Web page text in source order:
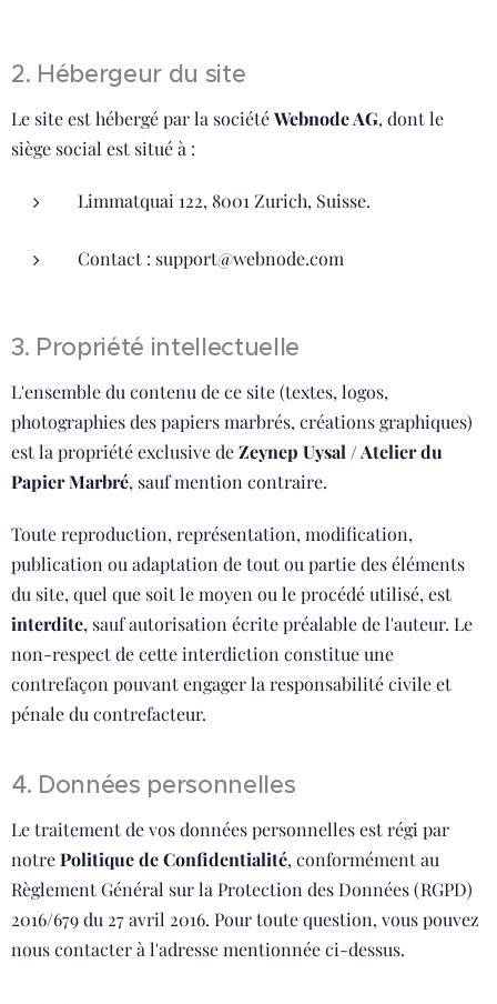
2. Hébergeur du site
Le site est hébergé par la sociétéWebnode AG, dont le
siège social est situé à :
Limmatquai 122, 8001 Zurich, Suisse.
Contact : support@webnode.com
3. Propriété intellectuelle
L'ensemble du contenu de ce site (textes, logos,
photographies des papiers marbrés, créations graphiques)
est la propriété exclusive deZeynep Uysal / Atelier du
Papier Marbré, sauf mention contraire.
Toute reproduction, représentation, modification,
publication ou adaptation de tout ou partie des éléments
du site, quel que soit le moyen ou le procédé utilisé, est
interdite, sauf autorisation écrite préalable de l'auteur. Le
non-respect de cette interdiction constitue une
contrefaçon pouvant engager la responsabilité civile et
pénale du contrefacteur.
4. Données personnelles
Le traitement de vos données personnelles est régi par
notrePolitique de Confidentialité, conformément au
Règlement Général sur la Protection des Données (RGPD)
2016/679 du 27 avril 2016. Pour toute question, vous pouvez
nous contacter à l'adresse mentionnée ci-dessus.